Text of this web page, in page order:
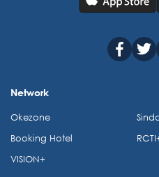
Network
Okezone
Booking Hotel
VISION+